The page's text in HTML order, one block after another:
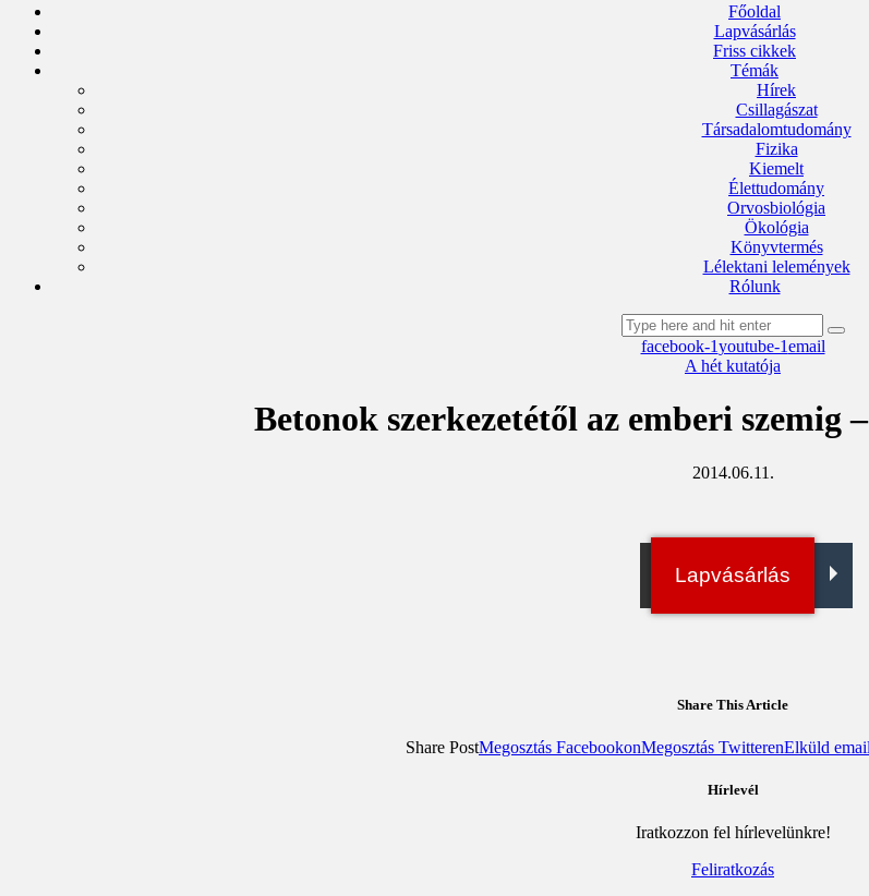
Főoldal
Lapvásárlás
Friss cikkek
Témák
Hírek
Csillagászat
Társadalomtudomány
Fizika
Kiemelt
Élettudomány
Orvosbiológia
Ökológia
Könyvtermés
Lélektani lelemények
Rólunk
facebook-1youtube-1email
A hét kutatója
Betonok szerkezetétől az emberi
2014.06.11.
Digitális példány
Lapvásárlás
Share This Article
Share PostMegosztás FacebookonMegosztás TwitterenElküld
Hírlevél
Iratkozzon fel hírlevelünkre!
Feliratkozás